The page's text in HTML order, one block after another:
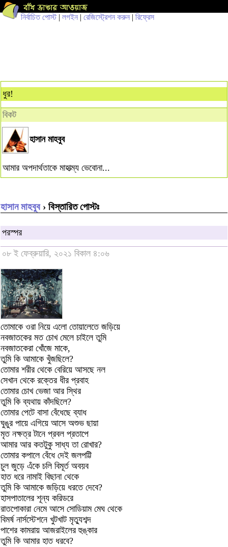
নির্বাচিত পোস্ট| লগইন | রেজিস্ট্রেশন করুন | রিফ্রেস
ধুর!
বিকট
হাসান মাহবুব
আমার অপদার্থতাকে মাহাত্ম্য ভেবোনা...
হাসান মাহবুব› বিস্তারিত পোস্টঃ
পরস্পর
০৮ ই ফেব্রুয়ারি, ২০২১ বিকাল ৪:০৬
তোমাকে ওরা নিয়ে এলো তোয়ালেতে জড়িয়ে
নবজাতকের মত চোখ মেলে চাইলে তুমি
নবজাতকেরা খোঁজে মাকে,
তুমি কি আমাকে খুঁজছিলে?
তোমার শরীর থেকে বেরিয়ে আসছে নল
সেখান থেকে রক্তের ধীর প্রবাহ
তোমার চোখ ভেজা আর স্থির
তুমি কি ব্যথায় কাঁদছিলে?
তোমার পেটে বাসা বেঁধেছে ব্যাধ
ঘুঙুর পায়ে এগিয়ে আসে অশুভ ছায়া
মৃত নক্ষত্র টানে প্রবল প্রতাপে
আমার আর কতটুকু সাধ্য তা রোখার?
তোমার কপালে বেঁধে দেই জলপট্টি
চুল জুড়ে এঁকে চলি বিমূর্ত অবয়ব
হাত ধরে নামাই বিছানা থেকে
তুমি কি আমাকে জড়িয়ে ধরতে দেবে?
হাসপাতালের শূন্য করিডরে
রাতপোকারা নেমে আসে সোডিয়াম মেঘ থেকে
বিমর্ষ নার্সস্টেশনে খুটখাট মৃত্যুশব্দ
পাশের কামরায় আজরাইলের হুঙ্কার
তুমি কি আমার হাত ধরবে?